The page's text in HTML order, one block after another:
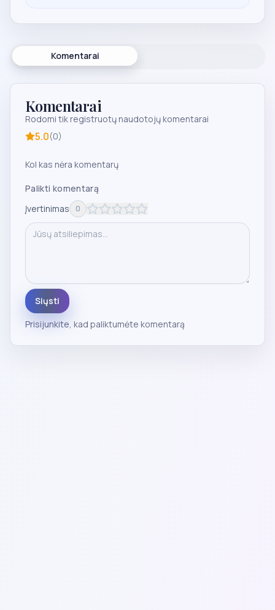
Komentarai
Komentarai
Rodomi tik registruotų naudotojų komentarai
5.0(0)
Kol kas nėra komentarų
Palikti komentarą
Įvertinimas
0
Siųsti
Prisijunkite, kad paliktumėte komentarą